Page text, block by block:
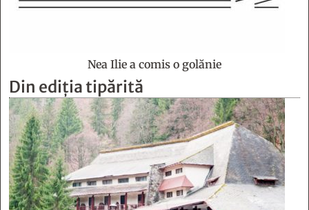
Nea Ilie a comis o golănie
Din ediția tipărită